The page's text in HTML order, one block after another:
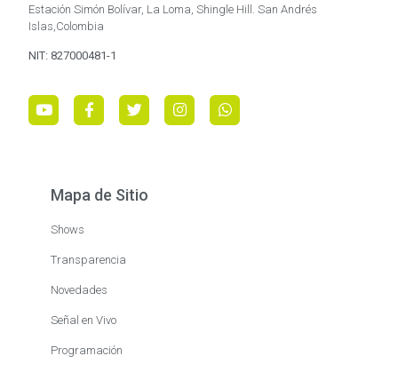
Estación Simón Bolívar, La Loma, Shingle Hill. San Andrés
Islas,Colombia
NIT: 827000481-1
Mapa de Sitio
Shows
Transparencia
Novedades
Señal en Vivo
Programación